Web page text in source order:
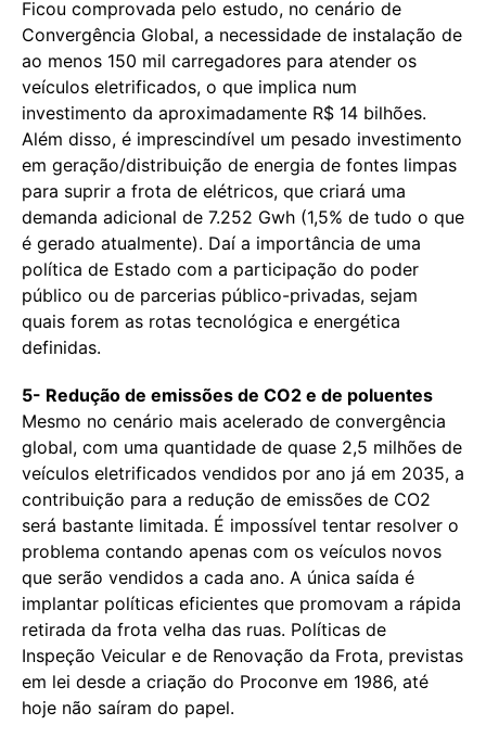
Ficou comprovada pelo estudo, no cenário de
Convergência Global, a necessidade de instalação de
ao menos 150 mil carregadores para atender os
veículos eletrificados, o que implica num
investimento da aproximadamente R$ 14 bilhões.
Além disso, é imprescindível um pesado investimento
em geração/distribuição de energia de fontes limpas
para suprir a frota de elétricos, que criará uma
demanda adicional de 7.252 Gwh (1,5% de tudo o que
é gerado atualmente). Daí a importância de uma
política de Estado com a participação do poder
público ou de parcerias público-privadas, sejam
quais forem as rotas tecnológica e energética
definidas.
5- Redução de emissões de CO2 e de poluentes
Mesmo no cenário mais acelerado de convergência
global, com uma quantidade de quase 2,5 milhões de
veículos eletrificados vendidos por ano já em 2035, a
contribuição para a redução de emissões de CO2
será bastante limitada. É impossível tentar resolver o
problema contando apenas com os veículos novos
que serão vendidos a cada ano. A única saída é
implantar políticas eficientes que promovam a rápida
retirada da frota velha das ruas. Políticas de
Inspeção Veicular e de Renovação da Frota, previstas
em lei desde a criação do Proconve em 1986, até
hoje não saíram do papel.